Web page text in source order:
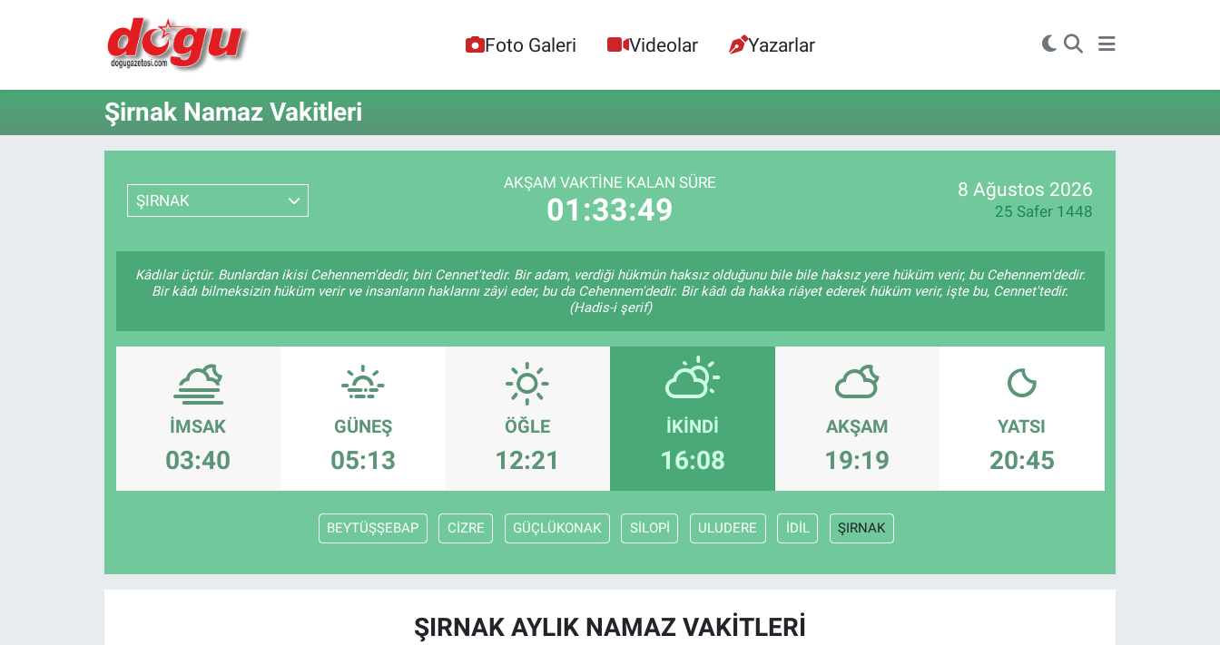
Foto Galeri Videolar Yazarlar
Şirnak Namaz Vakitleri
ŞIRNAK
AKŞAM VAKTINE KALAN SÜRE
01:33:49
8 Ağustos 2026
25 Safer 1448
Kâdılar üçtür. Bunlardan ikisi Cehennem'dedir, biri Cennet'tedir. Bir adam, verdiği hükmün haksız olduğunu bile bile haksız yere hüküm verir, bu Cehennem'dedir.
Bir kâdı bilmeksizin hüküm verir ve insanların haklarını zâyi eder, bu da Cehennem'dedir. Bir kâdı da hakka riâyet ederek hüküm verir, işte bu, Cennet'tedir.
(Hadis-i şerif)
İMSAK
03:40
GÜNEŞ
05:13
ÖĞLE
12:21
İKINDI
16:08
AKŞAM
19:19
YATSI
20:45
BEYTÜŞŞEBAP CİZRE GÜÇLÜKONAK SİLOPİ ULUDERE İDİL ŞIRNAK
ŞIRNAK AYLIK NAMAZ VAKITLERI
ERZINCAN
GÜNDEM
Bilim, teknoloji